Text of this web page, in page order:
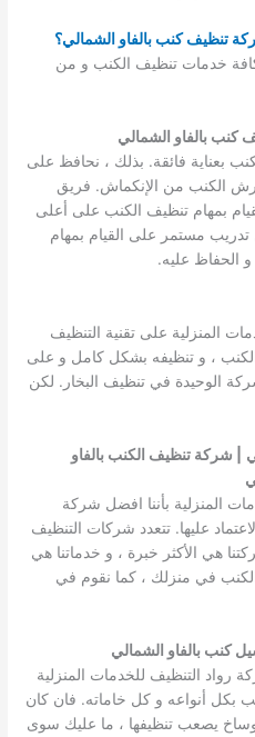
تنظيف كنب بالفاو الشمالي؟
كافة خدمات تنظيف الكنب و من
كنب بالفاو الشمالي
بعناية فائقة. بذلك ، نحافظ على
الكنب من الإنكماش. فريق
بمهام تنظيف الكنب على أعلى
مستمر على القيام بمهام
الحفاظ عليه.
المنزلية على تقنية التنظيف
الكنب ، و تنظيفه بشكل كامل و على
الوحيدة في تنظيف البخار. لكن
| شركة تنظيف الكنب بالفاو
المنزلية بأننا افضل شركة
عليها. تتعدد شركات التنظيف
هي الأكثر خبرة ، و خدماتنا هي
في منزلك ، كما نقوم في
كنب بالفاو الشمالي
التنظيف للخدمات المنزلية
بكل أنواعه و كل خاماته. فان كان
يصعب تنظيفها ، ما عليك سوى